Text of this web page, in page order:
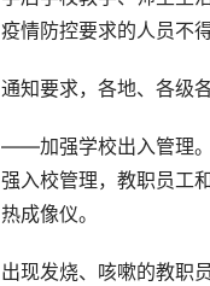
疫情防控要求的人员不
通知要求，各地、各级
——加强学校出入管理。
强入校管理，教职员工
热成像仪。
出现发烧、咳嗽的教职